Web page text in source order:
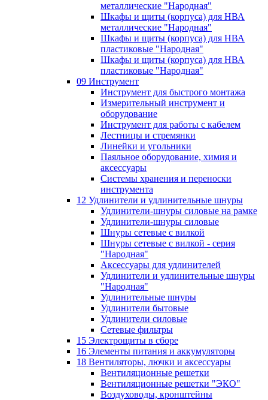
металлические "Народная"
Шкафы и щиты (корпуса) для НВА
металлические "Народная"
Шкафы и щиты (корпуса) для НВА
пластиковые "Народная"
Шкафы и щиты (корпуса) для НВА
пластиковые "Народная"
09 Инструмент
Инструмент для быстрого монтажа
Измерительный инструмент и
оборудование
Инструмент для работы с кабелем
Лестницы и стремянки
Линейки и угольники
Паяльное оборудование, химия и
аксессуары
Системы хранения и переноски
инструмента
12 Удлинители и удлинительные шнуры
Удлинители-шнуры силовые на рамке
Удлинители-шнуры силовые
Шнуры сетевые с вилкой
Шнуры сетевые с вилкой - серия
"Народная"
Аксессуары для удлинителей
Удлинители и удлинительные шнуры
"Народная"
Удлинительные шнуры
Удлинители бытовые
Удлинители силовые
Сетевые фильтры
15 Электрощиты в сборе
16 Элементы питания и аккумуляторы
18 Вентиляторы, лючки и аксессуары
Вентиляционные решетки
Вентиляционные решетки "ЭКО"
Воздуховоды, кронштейны